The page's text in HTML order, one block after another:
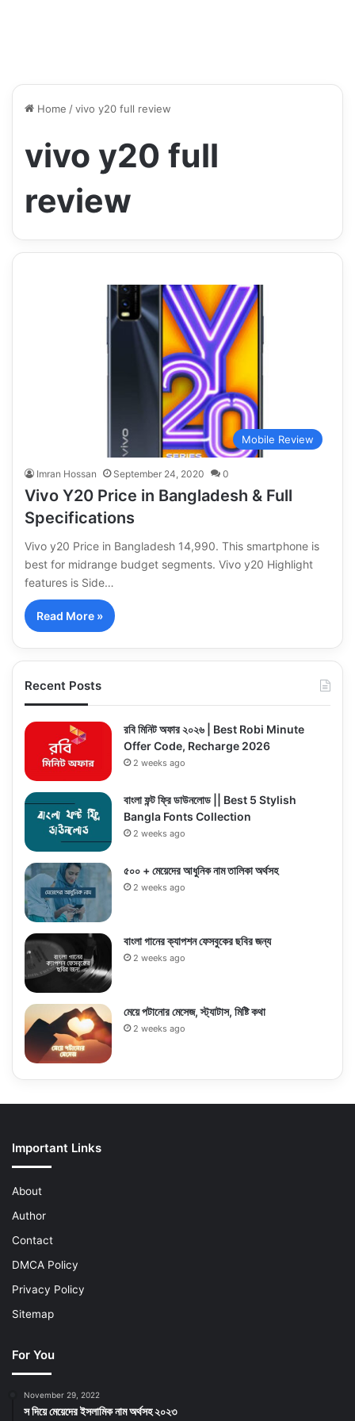
Home /vivo y20 full review
vivo y20 full
review
Mobile Review
Imran Hossan September 24, 2020 0
Vivo Y20 Price in Bangladesh & Full
Specifications
Vivo y20 Price in Bangladesh 14,990. This smartphone is
best for midrange budget segments. Vivo y20 Highlight
features is Side…
Read More »
Recent Posts
রবি মিনিট অফার ২০২৬ | Best Robi Minute
Offer Code, Recharge 2026
2 weeks ago
বাংলা ফন্ট ফ্রি ডাউনলোড || Best 5 Stylish
Bangla Fonts Collection
2 weeks ago
৫০০ + মেয়েদের আধুনিক নাম তালিকা অর্থসহ
2 weeks ago
বাংলা গানের ক্যাপশন ফেসবুকের ছবির জন্য
2 weeks ago
মেয়ে পটানোর মেসেজ, স্ট্যাটাস, মিষ্টি কথা
2 weeks ago
Important Links
About
Author
Contact
DMCA Policy
Privacy Policy
Sitemap
For You
November 29, 2022
স দিয়ে মেয়েদের ইসলামিক নাম অর্থসহ ২০২৩